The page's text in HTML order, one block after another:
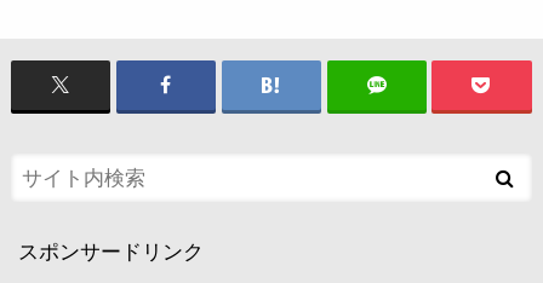
スポンサードリンク